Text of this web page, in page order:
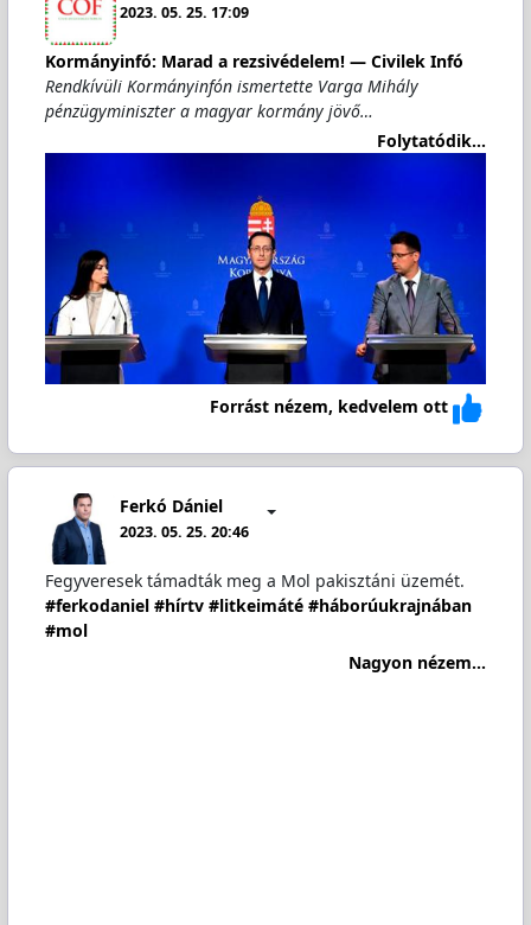
2023. 05. 25. 17:09
Kormányinfó: Marad a rezsivédelem! — Civilek Infó
Rendkívüli Kormányinfón ismertette Varga Mihály
pénzügyminiszter a magyar kormány jövő…
Folytatódik...
Forrást nézem, kedvelem ott
Ferkó Dániel
2023. 05. 25. 20:46
Fegyveresek támadták meg a Mol pakisztáni üzemét.
#ferkodaniel #hírtv #litkeimáté #háborúukrajnában
#mol
Nagyon nézem...